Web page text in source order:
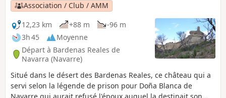
Association / Club / AMM
12,23 km
+88 m
-96 m
3h 45
Moyenne
Départ à Bardenas Reales de
Navarra (Navarre)
Situé dans le désert des Bardenas Reales, ce château qui a
servi selon la légende de prison pour Doña Blanca de